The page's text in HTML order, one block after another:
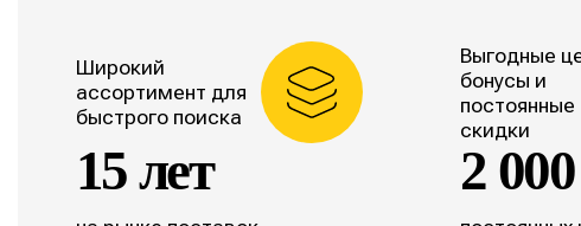
Широкий
ассортимент для
быстрого поиска
15 лет
Выгодные
бонусы и
постоянные
скидки
2